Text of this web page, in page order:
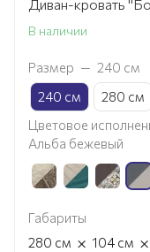
Диван-кровать
В наличии
Размер — 240 см
240 см
280 см
Цветовое
Альба бежевый
Габариты
280 см × 104 см ×